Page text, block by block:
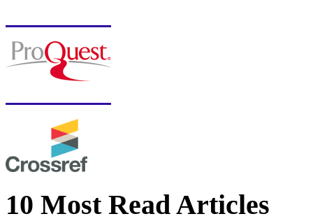
10 Most Read Articles